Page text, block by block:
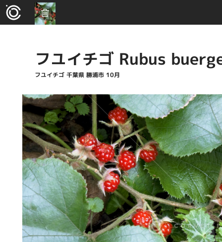
フユイチゴ Rubus
フユイチゴ 千葉県 勝浦市 10月